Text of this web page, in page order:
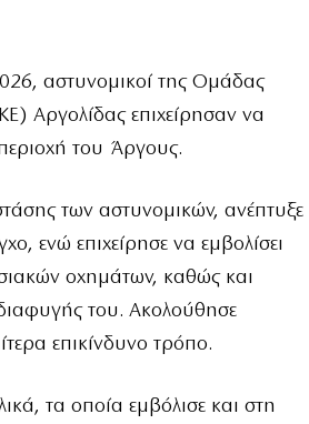
αστυνομικοί της Ομάδας
Αργολίδας επιχείρησαν να
του Άργους.
των αστυνομικών, ανέπτυξε
ενώ επιχείρησε να εμβολίσει
οχημάτων, καθώς και
του. Ακολούθησε
επικίνδυνο τρόπο.
τα οποία εμβόλισε και στη